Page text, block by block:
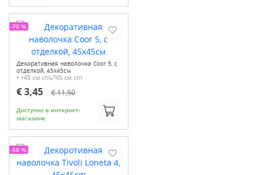
Декоративная наволочка Coor 5, с
отделкой, 45x45см
45 см cm 45 см cm
€ 3,45 € 11,50
Доступно в интернет-
магазине
-70 %
-50 %